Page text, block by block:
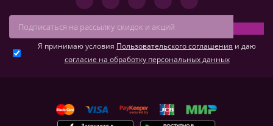
Я принимаю условия Пользовательского соглашения и даю
согласие на обработку персональных данных